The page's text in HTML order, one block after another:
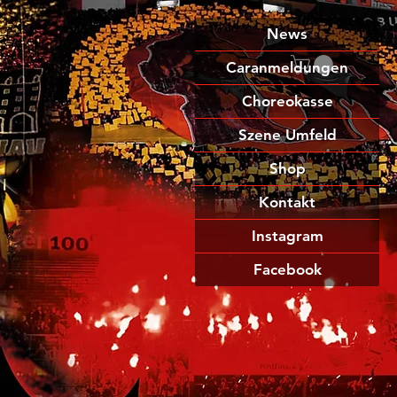
News
Caranmeldungen
Choreokasse
Szene Umfeld
Shop
Kontakt
Instagram
Facebook